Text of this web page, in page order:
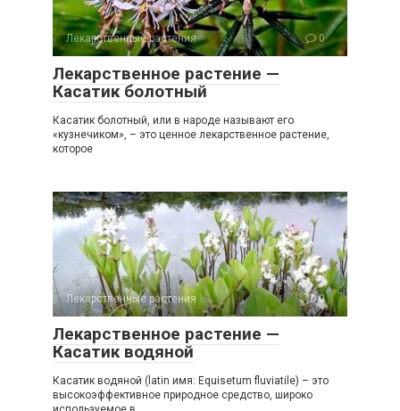
Лекарственные растения 0
Лекарственное растение —
Касатик болотный
Касатик болотный, или в народе называют его
«кузнечиком», – это ценное лекарственное растение,
которое
Лекарственные растения 0
Лекарственное растение —
Касатик водяной
Касатик водяной (latin имя: Equisetum fluviatile) – это
высокоэффективное природное средство, широко